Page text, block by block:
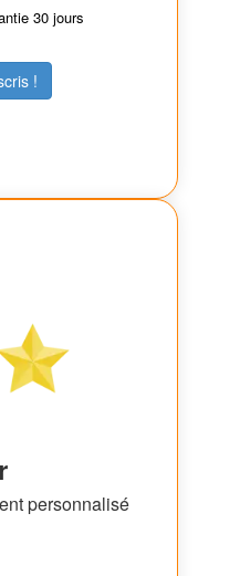
30 jours
!
personnalisé